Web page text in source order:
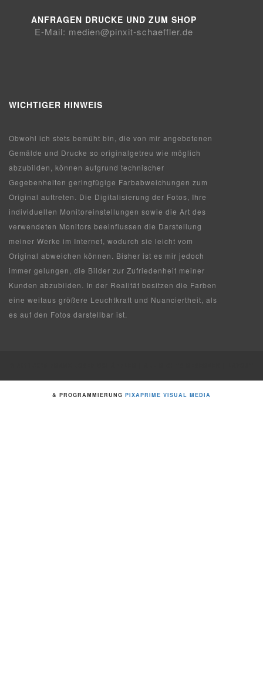
ANFRAGEN DRUCKE UND ZUM SHOP
E-Mail: medien@pinxit-schaeffler.de
WICHTIGER HINWEIS
Obwohl ich stets bemüht bin, die von mir angebotenen
Gemälde und Drucke so originalgetreu wie möglich
abzubilden, können aufgrund technischer
Gegebenheiten geringfügige Farbabweichungen zum
Original auftreten. Die Digitalisierung der Fotos, Ihre
individuellen Monitoreinstellungen sowie die Art des
verwendeten Monitors beeinflussen die Darstellung
meiner Werke im Internet, wodurch sie leicht vom
Original abweichen können. Bisher ist es mir jedoch
immer gelungen, die Bilder zur Zufriedenheit meiner
Kunden abzubilden. In der Realität besitzen die Farben
eine weitaus größere Leuchtkraft und Nuanciertheit, als
es auf den Fotos darstellbar ist.
& PROGRAMMIERUNG PIXAPRIME VISUAL MEDIA